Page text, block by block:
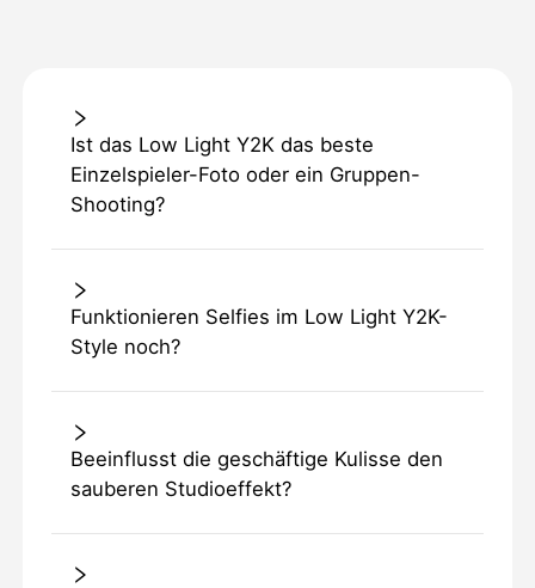
Ist das Low Light Y2K das beste
Einzelspieler-Foto oder ein Gruppen-
Shooting?
Funktionieren Selfies im Low Light Y2K-
Style noch?
Beeinflusst die geschäftige Kulisse den
sauberen Studioeffekt?